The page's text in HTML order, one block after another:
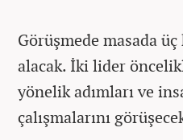
Görüşmede masada
alacak. İki lider
yönelik adımları ve
çalışmalarını